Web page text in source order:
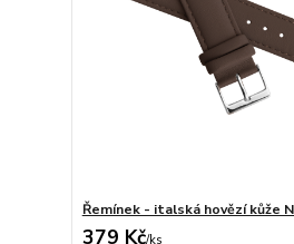
Řemínek - italská hovězí kůže
379 Kč/ks